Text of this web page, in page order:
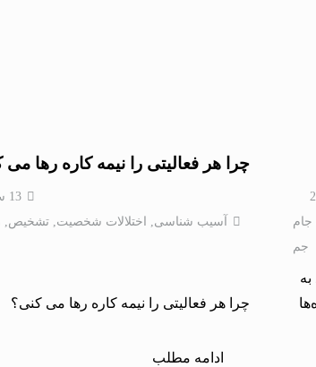
جام
جم
چرا هر فعالیتی را نیمه کاره رها
13 سپتامبر 2023
آسیب شناسی, اختلالات شخصيت, تشخیص,
چرا هر فعالیتی را نیمه کاره رها می کنی؟
ادامه مطلب